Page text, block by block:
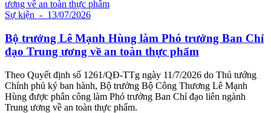
Sự kiện - 13/07/2026
Bộ trưởng Lê Mạnh Hùng làm Phó trưởng Ban Chỉ
đạo Trung ương về an toàn thực phẩm
Theo Quyết định số 1261/QĐ-TTg ngày 11/7/2026 do Thủ tướng
Chính phủ ký ban hành, Bộ trưởng Bộ Công Thương Lê Mạnh
Hùng được phân công làm Phó trưởng Ban Chỉ đạo liên ngành
Trung ương về an toàn thực phẩm.